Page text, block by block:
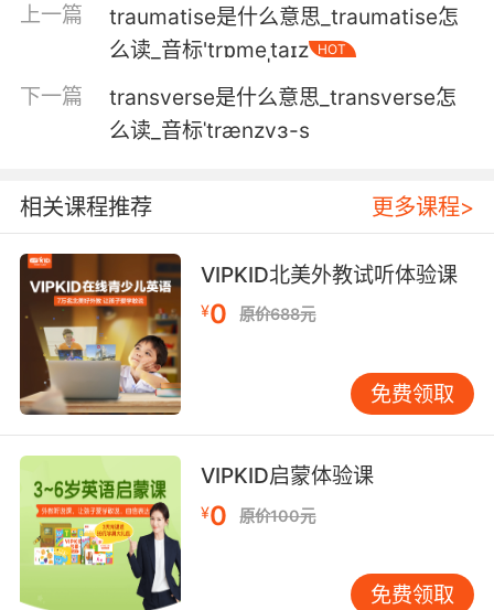
5. A trapeze artist got evicted last week for
shitting out the window.
上周一个高空秋千演员朝窗外拉屎 被赶出去了
things going so the crowd wouldn't panic.
如果有动物逃脱 或者空中飞人失手 指挥会让一切
照常进行 这样观众才不会紧张
上一篇
traumatise是什么意思_traumatise怎
么读_音标'trɒmeˌtaɪz
HOT
下一篇
transverse是什么意思_transverse怎
么读_音标ˈtrænzvɜ-s
相关课程推荐 更多课程>
VIPKID北美外教试听体验课
¥0 原价688元
免费领取
VIPKID启蒙体验课
¥0 原价100元
免费领取